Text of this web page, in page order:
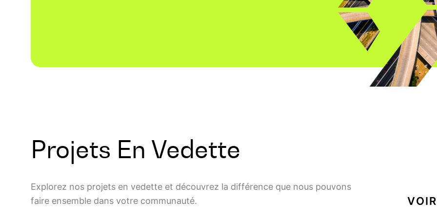
Projets En Vedette
Explorez nos projets en vedette et découvrez la différence que nous pouvons
faire ensemble dans votre communauté.